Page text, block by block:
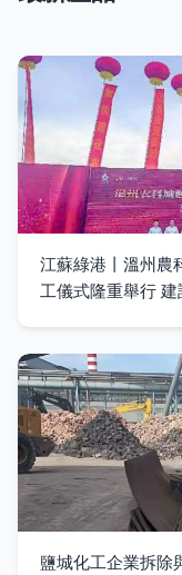
江蘇綠港丨溫州農
工儀式隆重舉行
鹽城化工企業拆除